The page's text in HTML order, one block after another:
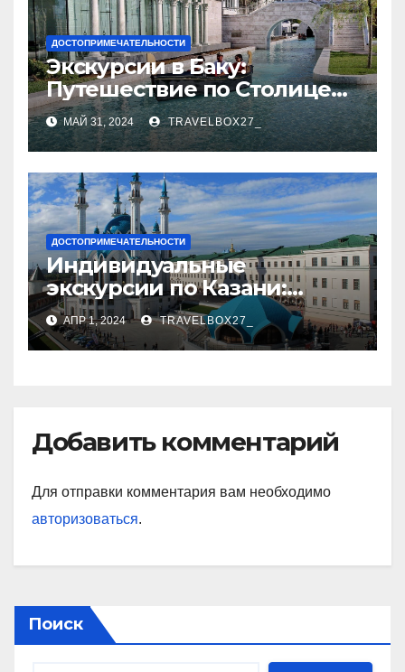
ДОСТОПРИМЕЧАТЕЛЬНОСТИ
Экскурсии в Баку:
Путешествие по Столице
Азербайджана
МАЙ 31, 2024 TRAVELBOX27_
ДОСТОПРИМЕЧАТЕЛЬНОСТИ
Индивидуальные
экскурсии по Казани:
откройте город с новой
стороны
АПР 1, 2024 TRAVELBOX27_
Добавить комментарий
Для отправки комментария вам необходимо
авторизоваться.
Поиск